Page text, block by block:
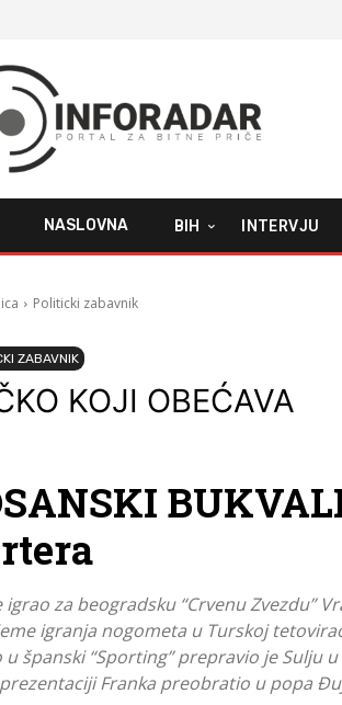
NASLOVNA BIH INTERVJU
Politicki zabavnik
ZABAVNIK
KOJI OBEĆAVA
igrao za beogradsku “Crvenu Zvezdu”
igranja nogometa u Turskoj
u španski “Sporting” prepravio je Sulju
Franka preobratio u popa